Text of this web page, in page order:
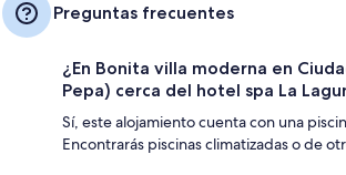
Preguntas frecuentes
¿En Bonita villa moderna en
Pepa) cerca del hotel spa La
Sí, este alojamiento cuenta con una
Encontrarás piscinas climatizadas o de